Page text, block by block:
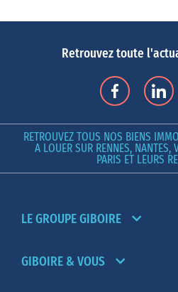
Retrouvez toute
RETROUVEZ TOUS NOS BIENS
A LOUER SUR RENNES, NANTES,
PARIS ET LEURS
LE GROUPE GIBOIRE
GIBOIRE & VOUS